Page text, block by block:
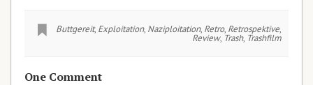
Buttgereit, Exploitation, Naziploitation, Retro, Retrospektive,
Review, Trash, Trashfilm
One Comment